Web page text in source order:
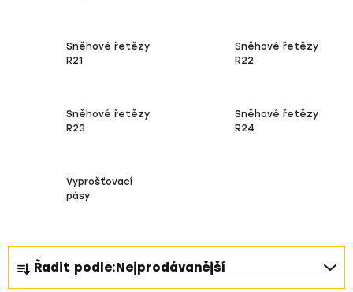
Sněhové řetězy
R21
Sněhové řetězy
R22
Sněhové řetězy
R23
Sněhové řetězy
R24
Vyprošťovací
pásy
Ř
a
Řadit podle:Nejprodávanější